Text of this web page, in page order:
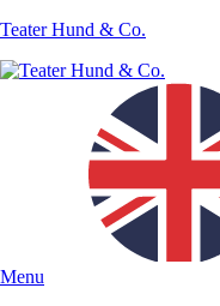
Teater Hund & Co.
Menu